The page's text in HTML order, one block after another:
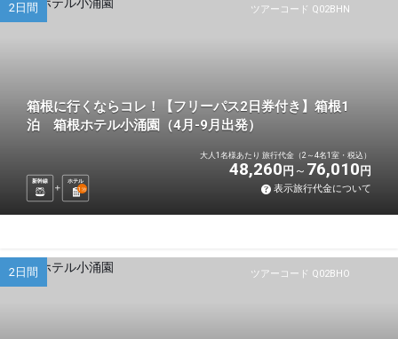
ツアーコード Q02BHN
2日間
箱根に行くならコレ！【フリーパス2日券付き】箱根1
泊 箱根ホテル小涌園（4月-9月出発）
新幹線
ホテル
1 泊
大人1名様あたり 旅行代金（2～4名1室・税込）
48,260 円 76,010 円
表示旅行代金について
ツアーコード Q02BHO
2日間